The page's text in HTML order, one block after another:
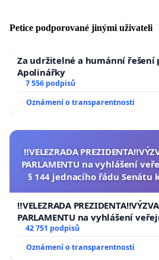
Petice podporované jinými uživateli
Za udržitelné a humánní řešení
Apolinářky
7 556 podpisů
Oznámení o transparentnosti
‼️VELEZRADA
PARLAMENTU na vyhlášení
§ 144 jednacího řádu
republiky
‼️VELEZRADA
PARLAMENTU na vyhlášení
144 jednacího řádu Senátu k
usnesení k podání ústavní
republiky
42 751 podpisů
Oznámení o transparentnosti